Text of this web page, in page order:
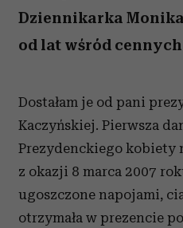
Dziennikarka
od lat wśród
Dostałam je od pani
Kaczyńskiej. Pierwsza
Prezydenckiego kobiety
z okazji 8 marca 2007
ugoszczone napojami,
otrzymała w prezencie